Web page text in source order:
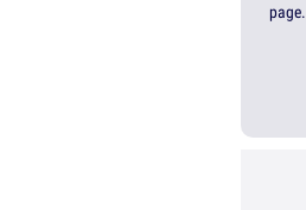
page.